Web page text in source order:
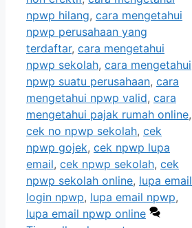
npwp hilang, cara mengetahui
npwp perusahaan yang
terdaftar, cara mengetahui
npwp sekolah, cara mengetahui
npwp suatu perusahaan, cara
mengetahui npwp valid, cara
mengetahui pajak rumah online,
cek no npwp sekolah, cek
npwp gojek, cek npwp lupa
email, cek npwp sekolah, cek
npwp sekolah online, lupa email
login npwp, lupa email npwp,
lupa email npwp online